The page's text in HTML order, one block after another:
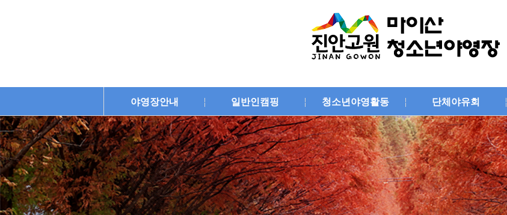
야영장안내 일반인캠핑 청소년야영활동 단체야유회